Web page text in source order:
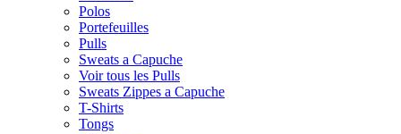
Polos
Portefeuilles
Pulls
Sweats a Capuche
Voir tous les Pulls
Sweats Zippes a Capuche
T-Shirts
Tongs